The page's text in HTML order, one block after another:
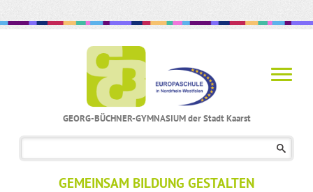
GEORG-BÜCHNER-GYMNASIUM der Stadt Kaarst
GEMEINSAM BILDUNG GESTALTEN